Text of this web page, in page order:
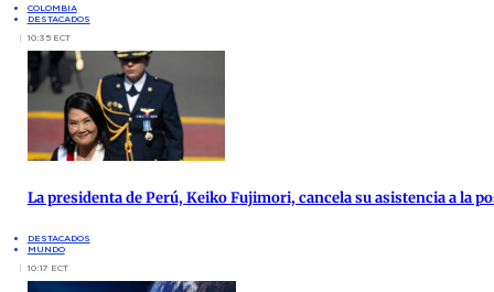
COLOMBIA
DESTACADOS
10:35 ECT
La presidenta de Perú, Keiko Fujimori, cancela su asistencia a la
DESTACADOS
MUNDO
10:17 ECT